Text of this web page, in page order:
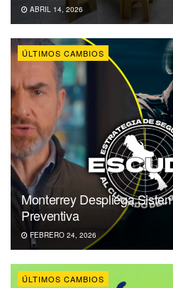
ABRIL 14, 2026
ÚLTIMOS CAMBIOS
Monterrey Despliega
Preventiva
FEBRERO 24, 2026
ÚLTIMOS CAMBIOS